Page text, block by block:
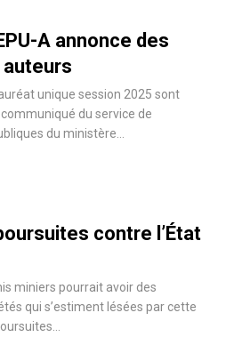
A annonce des
unique session 2025 sont
du service de
du ministère…
contre l’État
miniers pourrait avoir des
qui s’estiment lésées par cette